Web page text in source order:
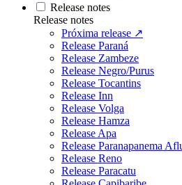
Release notes
Release notes
Próxima release ↗
Release Paraná
Release Zambeze
Release Negro/Purus
Release Tocantins
Release Inn
Release Volga
Release Hamza
Release Apa
Release Paranapanema
Release Reno
Release Paracatu